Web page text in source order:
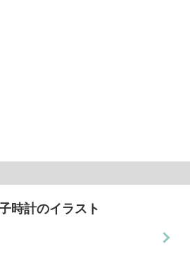
時計のイラスト